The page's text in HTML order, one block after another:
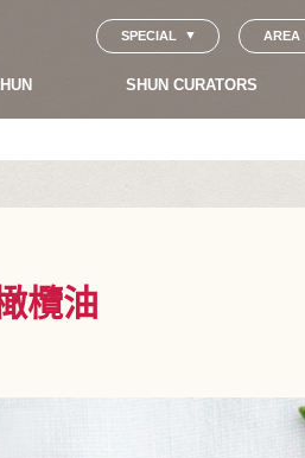
SPECIAL AREA
SHUN CURATORS
欖油